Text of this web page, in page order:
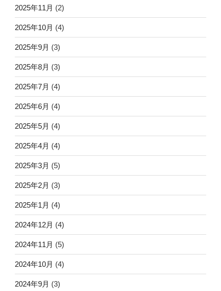
2025年11月 (2)
2025年10月 (4)
2025年9月 (3)
2025年8月 (3)
2025年7月 (4)
2025年6月 (4)
2025年5月 (4)
2025年4月 (4)
2025年3月 (5)
2025年2月 (3)
2025年1月 (4)
2024年12月 (4)
2024年11月 (5)
2024年10月 (4)
2024年9月 (3)